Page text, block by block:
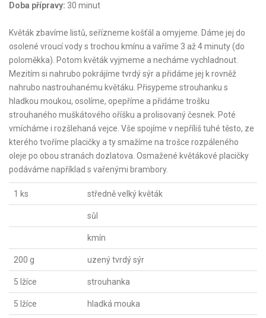
Doba přípravy: 30 minut
Květák zbavíme listů, seřízneme košťál a omyjeme. Dáme jej do
osolené vroucí vody s trochou kmínu a vaříme 3 až 4 minuty (do
poloměkka). Potom květák vyjmeme a necháme vychladnout.
Mezitím si nahrubo pokrájíme tvrdý sýr a přidáme jej k rovněž
nahrubo nastrouhanému květáku. Přisypeme strouhanku s
hladkou moukou, osolíme, opepříme a přidáme trošku
strouhaného muškátového oříšku a prolisovaný česnek. Poté
vmícháme i rozšlehaná vejce. Vše spojíme v nepříliš tuhé těsto, ze
kterého tvoříme placičky a ty smažíme na trošce rozpáleného
oleje po obou stranách dozlatova. Osmažené květákové placičky
podáváme například s vařenými brambory.
1 ks středně velký květák
sůl
kmín
200 g uzený tvrdý sýr
5 lžíce strouhanka
5 lžíce hladká mouka